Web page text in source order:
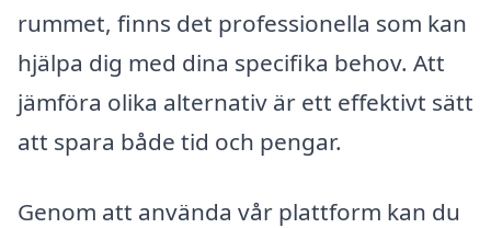
rummet, finns det professionella som kan
hjälpa dig med dina specifika behov. Att
jämföra olika alternativ är ett effektivt sätt
att spara både tid och pengar.
Genom att använda vår plattform kan du